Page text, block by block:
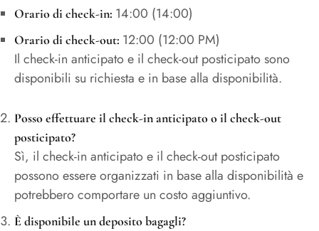
Orario di check-in: 14:00 (14:00)
Orario di check-out: 12:00 (12:00 PM)
Il check-in anticipato e il check-out posticipato sono
disponibili su richiesta e in base alla disponibilità.
Posso effettuare il check-in anticipato o il check-out
posticipato?
Sì, il check-in anticipato e il check-out posticipato
possono essere organizzati in base alla disponibilità e
potrebbero comportare un costo aggiuntivo.
È disponibile un deposito bagagli?